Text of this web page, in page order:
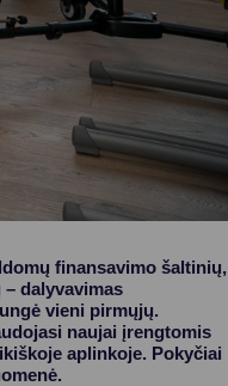
finansavimo šaltinių,
dalyvavimas
vieni pirmųjų.
naujai įrengtomis
aplinkoje. Pokyčiai